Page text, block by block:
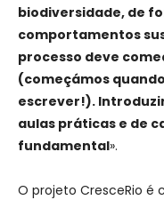
biodiversidade, de
comportamentos
processo deve
(começámos
escrever!).
aulas práticas e de
fundamental».
O projeto CresceRio é